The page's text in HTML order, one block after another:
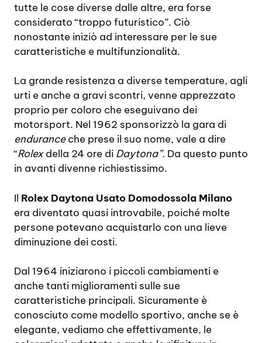
tutte le cose diverse dalle altre, era forse
considerato “troppo futuristico”. Ciò
nonostante iniziò ad interessare per le sue
caratteristiche e multifunzionalità.
La grande resistenza a diverse temperature, agli
urti e anche a gravi scontri, venne apprezzato
proprio per coloro che eseguivano dei
motorsport. Nel 1962 sponsorizzò la gara di
enduranceche prese il suo nome, vale a dire
“Rolexdella 24 ore di Daytona”. Da questo punto
in avanti divenne richiestissimo.
Il Rolex Daytona Usato Domodossola Milano
era diventato quasi introvabile, poiché molte
persone potevano acquistarlo con una lieve
diminuzione dei costi.
Dal 1964 iniziarono i piccoli cambiamenti e
anche tanti miglioramenti sulle sue
caratteristiche principali. Sicuramente è
conosciuto come modello sportivo, anche se è
elegante, vediamo che effettivamente, le